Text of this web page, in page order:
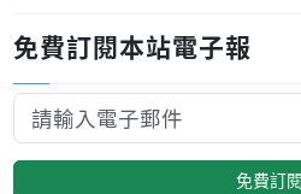
免費訂閱本站電子報
免費訂閱